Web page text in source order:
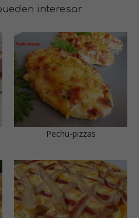
interesar
Pechu-pizzas